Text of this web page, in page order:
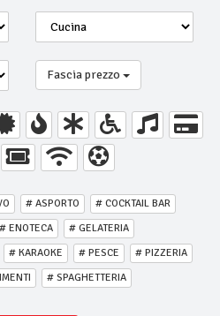
Fascia prezzo
# ASPORTO
# COCKTAIL BAR
# ENOTECA
# GELATERIA
# KARAOKE # PESCE
# PIZZERIA
# SPAGHETTERIA